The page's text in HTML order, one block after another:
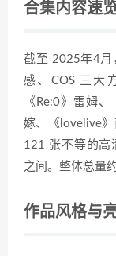
合集内容速
截至 2025年4月
感、COS 三大
《Re:0》雷姆
嫁、《lovelive
121 张不等的高
之间。整体总量
作品风格与